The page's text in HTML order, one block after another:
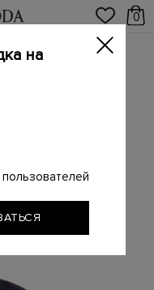
0
/ Головные уборы
леттеринг
на